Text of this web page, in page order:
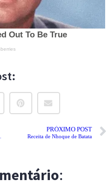
PRÓXIMO POST
Receita de Nhoque de Batata
: